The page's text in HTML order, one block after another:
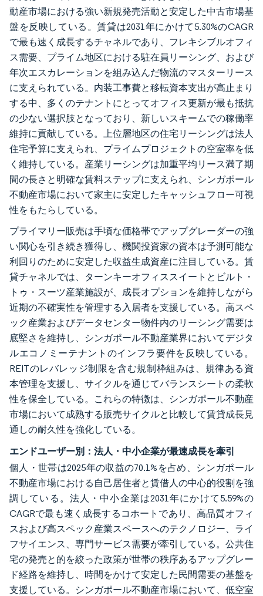
動産市場における強い新規発売活動と安定した中古市場基
盤を反映している。賃貸は2031年にかけて5.30%のCAGR
で最も速く成長するチャネルであり、フレキシブルオフィ
ス需要、プライム地区における駐在員リーシング、および
年次エスカレーションを組み込んだ物流のマスターリース
に支えられている。内装工事費と移転資本支出が高止まり
する中、多くのテナントにとってオフィス更新が最も抵抗
の少ない選択肢となっており、新しいスキームでの稼働率
維持に貢献している。上位層地区の住宅リーシングは法人
住宅予算に支えられ、プライムプロジェクトの空室率を低
く維持している。産業リーシングは加重平均リース満了期
間の長さと明確な賃料ステップに支えられ、シンガポール
不動産市場において家主に安定したキャッシュフロー可視
性をもたらしている。
プライマリー販売は手頃な価格帯でアップグレーダーの強
い関心を引き続き獲得し、機関投資家の資本は予測可能な
利回りのために安定した収益生成資産に注目している。賃
貸チャネルでは、ターンキーオフィススイートとビルト・
トゥ・スーツ産業施設が、成長オプションを維持しながら
近期の不確実性を管理する入居者を支援している。高スペ
ック産業およびデータセンター物件内のリーシング需要は
底堅さを維持し、シンガポール不動産業界においてデジタ
ルエコノミーテナントのインフラ要件を反映している。
REITのレバレッジ制限を含む規制枠組みは、規律ある資
本管理を支援し、サイクルを通じてバランスシートの柔軟
性を保全している。これらの特徴は、シンガポール不動産
市場において成熟する販売サイクルと比較して賃貸成長見
通しの耐久性を強化している。
エンドユーザー別：法人・中小企業が最速成長を牽引
個人・世帯は2025年の収益の70.1%を占め、シンガポール
不動産市場における自己居住者と賃借人の中心的役割を強
調している。法人・中小企業は2031年にかけて5.59%の
CAGRで最も速く成長するコホートであり、高品質オフィ
スおよび高スペック産業スペースへのテクノロジー、ライ
フサイエンス、専門サービス需要が牽引している。公共住
宅の発売と的を絞った政策が世帯の秩序あるアップグレー
ド経路を維持し、時間をかけて安定した民間需要の基盤を
支援している。シンガポール不動産市場において、低空室